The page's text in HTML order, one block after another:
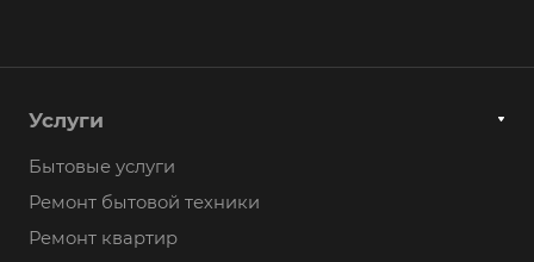
Услуги
Бытовые услуги
Ремонт бытовой техники
Ремонт квартир